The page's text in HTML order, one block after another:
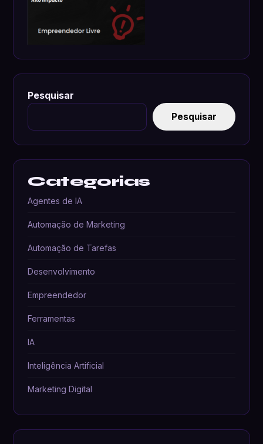
Pesquisar
Pesquisar
Categorias
Agentes de IA
Automação de Marketing
Automação de Tarefas
Desenvolvimento
Empreendedor
Ferramentas
IA
Inteligência Artificial
Marketing Digital